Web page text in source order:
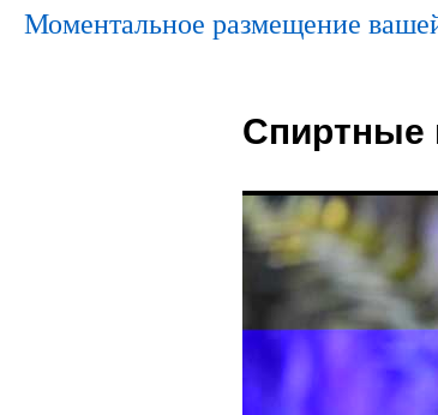
Моментальное размещение
Спиртные